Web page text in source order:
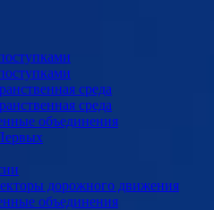
среда
среда
объединения
дорожного движения
объединения